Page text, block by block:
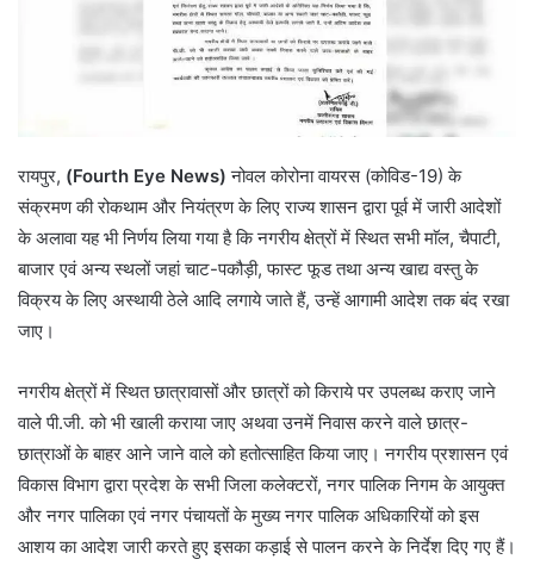
रायपुर, (Fourth Eye News)नोवल कोरोना वायरस (कोविड-19) के
संक्रमण की रोकथाम और नियंत्रण के लिए राज्य शासन द्वारा पूर्व में जारी आदेशों
के अलावा यह भी निर्णय लिया गया है कि नगरीय क्षेत्रों में स्थित सभी माॅल, चैपाटी,
बाजार एवं अन्य स्थलों जहां चाट-पकौड़ी, फास्ट फूड तथा अन्य खाद्य वस्तु के
विक्रय के लिए अस्थायी ठेले आदि लगाये जाते हैं, उन्हें आगामी आदेश तक बंद रखा
जाए।
नगरीय क्षेत्रों में स्थित छात्रावासों और छात्रों को किराये पर उपलब्ध कराए जाने
वाले पी.जी. को भी खाली कराया जाए अथवा उनमें निवास करने वाले छात्र-
छात्राओं के बाहर आने जाने वाले को हतोत्साहित किया जाए। नगरीय प्रशासन एवं
विकास विभाग द्वारा प्रदेश के सभी जिला कलेक्टरों, नगर पालिक निगम के आयुक्त
और नगर पालिका एवं नगर पंचायतों के मुख्य नगर पालिक अधिकारियों को इस
आशय का आदेश जारी करते हुए इसका कड़ाई से पालन करने के निर्देश दिए गए हैं।